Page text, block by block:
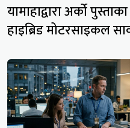
यामाहाद्वारा अर्को
हाइब्रिड मोटरसाइकल